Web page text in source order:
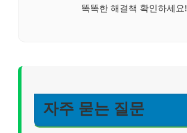
똑똑한 해결책 확인하세요!
자주 묻는 질문